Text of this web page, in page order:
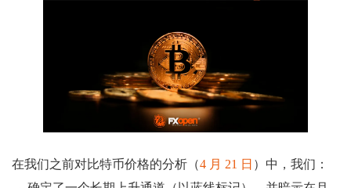
在我们之前对比特币价格的分析（4 月 21 日 ）中，我们：